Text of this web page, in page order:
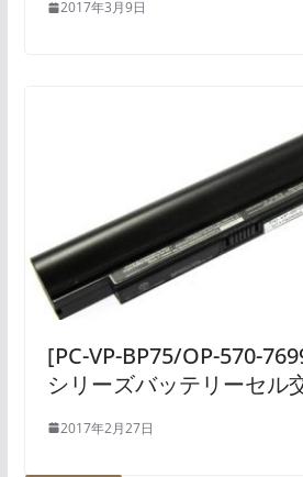
2017年3月9日
[PC-VP-BP75/OP-570-
シリーズバッテリーセル
2017年2月27日